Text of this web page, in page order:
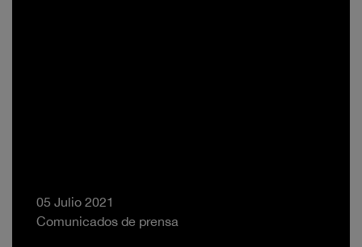
05 Julio 2021
Comunicados de prensa